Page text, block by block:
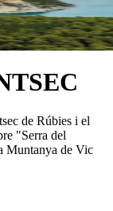
de Rúbies i el
"Serra del
Muntanya de Vic